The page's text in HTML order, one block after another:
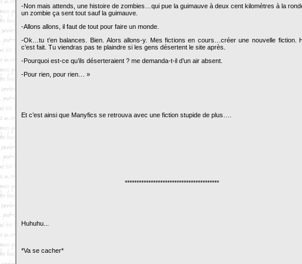
-Non mais attends, une histoire de zombies…qui pue la guimauve à deux cent kilomètres à la
un zombie ça sent tout sauf la guimauve.
-Allons allons, il faut de tout pour faire un monde.
-Ok…tu t’en balances. Bien. Alors allons-y. Mes fictions en cours…créer une nouvelle fiction.
c’est fait. Tu viendras pas te plaindre si les gens désertent le site après.
-Pourquoi est-ce qu’ils déserteraient ? me demanda-t-il d’un air absent.
-Pour rien, pour rien… »
Et c’est ainsi que Manyfics se retrouva avec une fiction stupide de plus….
****************************************
Huhuhu...
*Va se cacher*